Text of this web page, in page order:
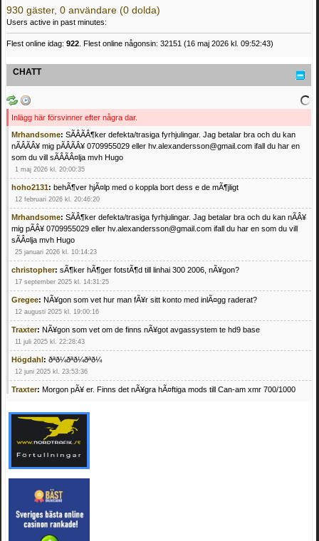
930 gäster, 0 användare (0 dolda)
Users active in past minutes:
Flest online idag: 922 . Flest online någonsin: 32151 (16 maj 2026 kl. 09:52:43)
CHATT
Inlägg här försvinner efter några dar.
Mrhandsome: SÃÂÃÂ¶ker defekta/trasiga fyrhjulingar. Jag betalar bra och du kan
nÃÂÃÂ¥ mig pÃÂÃÂ¥ 0709955029 eller hv.alexandersson@gmail.com ifall du har en
som du vill sÃÂÃÂ¤lja mvh Hugo
1 maj 2026 kl. 20:00:35
hoho2131: behÃ¶ver hjÃ¤lp med o koppla bort dess e de mÃ¶jligt
12 februari 2026 kl. 20:46:20
Mrhandsome: SÃÂ¶ker defekta/trasiga fyrhjulingar. Jag betalar bra och du kan nÃÂ¥
mig pÃÂ¥ 0709955029 eller hv.alexandersson@gmail.com ifall du har en som du vill
sÃÂ¤lja mvh Hugo
25 januari 2026 kl. 10:14:23
christopher: sÃ¶ker hÃ¶ger fotstÃ¶d till linhai 300 2006, nÃ¥gon?
17 september 2025 kl. 14:31:25
Gregee: NÃ¥gon som vet hur man fÃ¥r sitt konto med inlÃ¤gg raderat?
12 augusti 2025 kl. 19:00:16
Traxter: NÃ¥gon som vet om de finns nÃ¥got avgassystem te hd9 base
11 juli 2025 kl. 22:28:43
Högdahl: ðªð¼ðªð¼ðªð¼
12 juni 2025 kl. 23:53:36
Traxter: Morgon pÃ¥ er. Finns det nÃ¥gra hÃ¤ftiga mods till Can-am xmr 700/1000
Mrhandsome:SÃ¶ker defekta/trasiga fyrhjulingar. Jag betalar bra och du kan nÃ¥ mig
pÃ¥ 0709955029 eller hv.alexandersson@gmail.com ifall du har en som du vill sÃ¤lja
mvh Hugo
21 februari 2025 kl. 09:25:52
Oscar5:NÃ¥gon som vet vad man kan begÃ¤ra fÃ¶r en Honda TRX 350 FE 2005
4 februari 2025 kl. 19:20:50
Oscar5:44
4 februari 2025 kl. 19:15:36